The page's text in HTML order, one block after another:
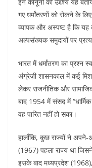
गए धर्मांतरणों को रोकने के
व्यापक और अस्पष्ट है कि यह
अल्पसंख्यक समुदायों पर
भारत में धर्मांतरण का प्रश्न
अंग्रेज़ी शासनकाल में कई
लेकर राजनीतिक और
बाद 1954 में संसद में
वह पारित नहीं हो सका।
हालाँकि, कुछ राज्यों ने
(1967) पहला राज्य था जिसने
इसके बाद मध्यप्रदेश